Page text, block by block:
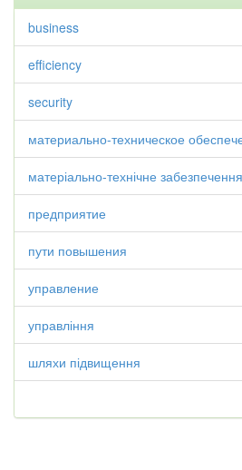
business
efficiency
security
материально-техническое
матеріально-технічне забезпечення
предприятие
пути повышения
управление
управління
шляхи підвищення